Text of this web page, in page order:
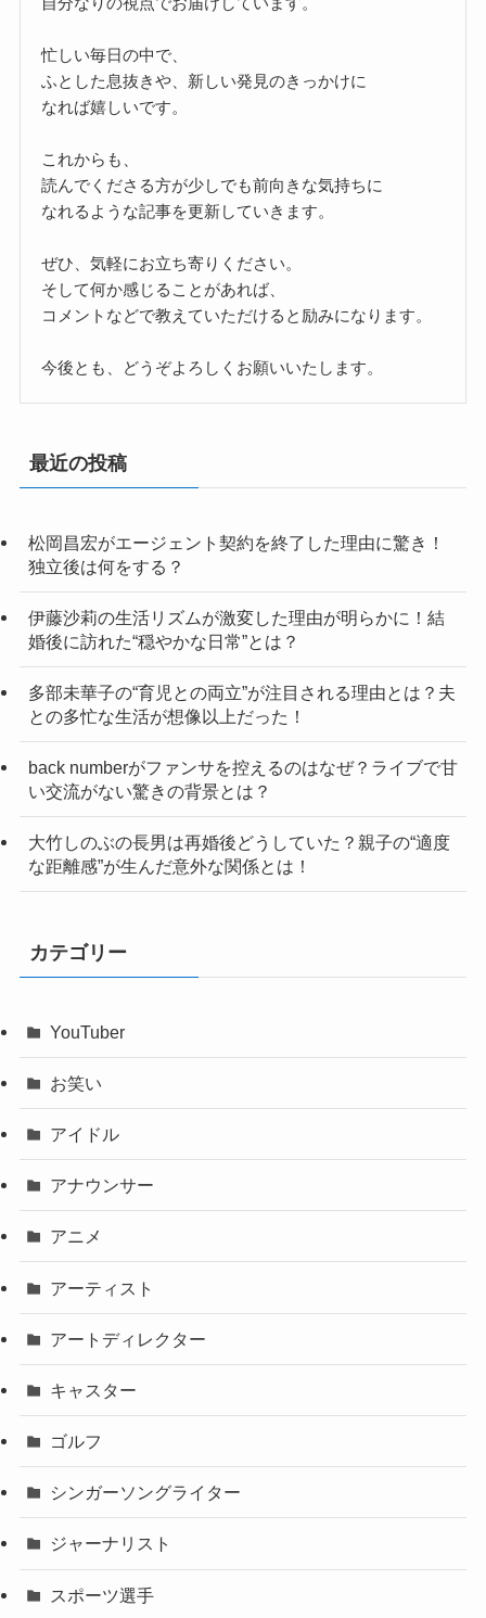
忙しい毎日の中で、
ふとした息抜きや、新しい発見のきっかけに
なれば嬉しいです。
これからも、
読んでくださる方が少しでも前向きな気持ちに
なれるような記事を更新していきます。
ぜひ、気軽にお立ち寄りください。
そして何か感じることがあれば、
コメントなどで教えていただけると励みになります。
今後とも、どうぞよろしくお願いいたします。
最近の投稿
松岡昌宏がエージェント契約を終了した理由に驚き！
独立後は何をする？
伊藤沙莉の生活リズムが激変した理由が明らかに！結
婚後に訪れた“穏やかな日常”とは？
多部未華子の“育児との両立”が注目される理由とは？夫
との多忙な生活が想像以上だった！
back numberがファンサを控えるのはなぜ？ライブで甘
い交流がない驚きの背景とは？
大竹しのぶの長男は再婚後どうしていた？親子の“適度
な距離感”が生んだ意外な関係とは！
カテゴリー
YouTuber
お笑い
アイドル
アナウンサー
アニメ
アーティスト
アートディレクター
キャスター
ゴルフ
シンガーソングライター
ジャーナリスト
スポーツ選手